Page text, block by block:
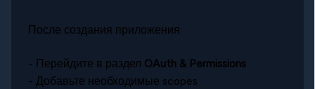
После создания приложения:
- Перейдите в раздел OAuth & Permissions
- Добавьте необходимые scopes